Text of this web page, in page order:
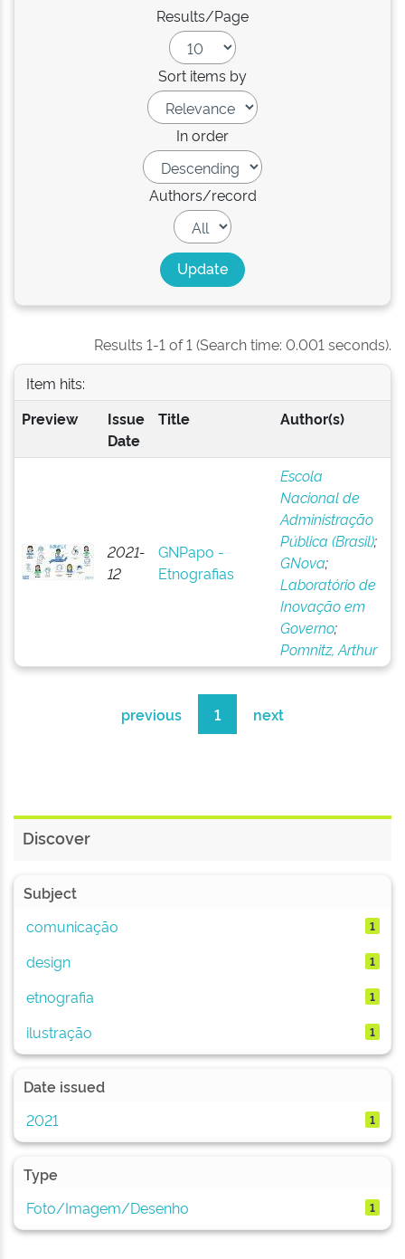
Results/Page
Sort items by
In order
Authors/record
Results 1-1 of 1 (Search time: 0.001 seconds).
Item hits:
Preview
Issue
Date
Title Author(s)
2021-
12
GNPapo -
Etnografias
Escola
Nacional de
Administração
Pública (Brasil);
GNova;
Laboratório de
Inovação em
Governo;
Pomnitz, Arthur
previous 1 next
Discover
Subject
comunicação
1
design 1
etnografia 1
ilustração 1
Date issued
2021
1
Type
Foto/Imagem/Desenho
1